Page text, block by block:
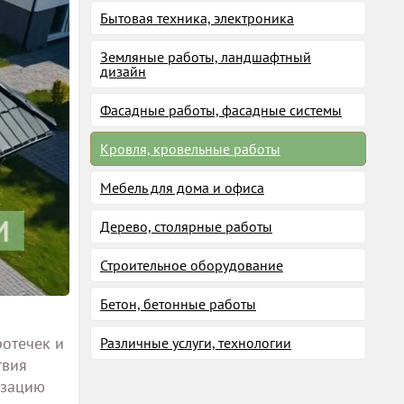
и
Бытовая техника, электроника
Земляные работы, ландшафтный
дизайн
Фасадные работы, фасадные системы
Кровля, кровельные работы
Мебель для дома и офиса
Дерево, столярные работы
Строительное оборудование
Бетон, бетонные работы
Различные услуги, технологии